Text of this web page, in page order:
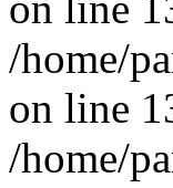
/home/
on line
/home/